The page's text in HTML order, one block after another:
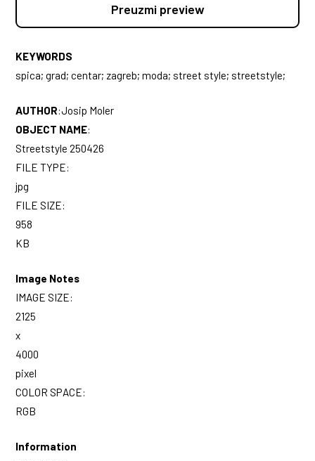
Preuzmi preview
KEYWORDS
spica; grad; centar; zagreb; moda; street style; streetstyle;
AUTHOR:Josip Moler
OBJECT NAME:
Streetstyle 250426
FILE TYPE:
jpg
FILE SIZE:
958
KB
Image Notes
IMAGE SIZE:
2125
x
4000
pixel
COLOR SPACE:
RGB
Information